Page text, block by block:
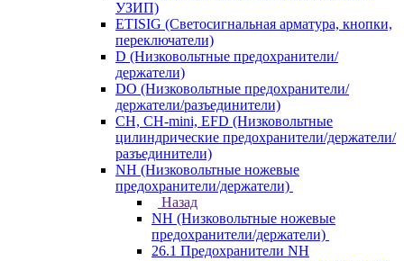
УЗИП)
ETISIG (Светосигнальная арматура, кнопки,
переключатели)
D (Низковольтные предохранители/
держатели)
DO (Низковольтные предохранители/
держатели/разъединители)
CH, CH-mini, EFD (Низковольтные
цилиндрические предохранители/держатели/
разъединители)
NH (Низковольтные ножевые
предохранители/держатели)
Назад
NH (Низковольтные ножевые
предохранители/держатели)
26.1 Предохранители NH